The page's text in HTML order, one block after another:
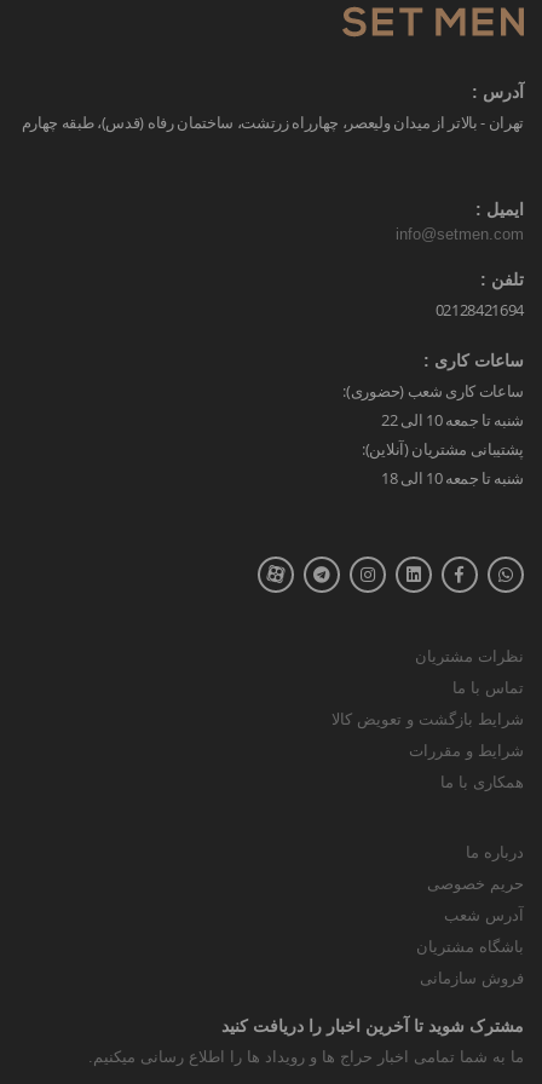
آدرس :
تهران - بالاتر از میدان ولیعصر، چهارراه زرتشت، ساختمان رفاه (قدس)، طبقه چهارم
ایمیل :
info@setmen.com
تلفن :
02128421694
ساعات کاری :
ساعات کاری شعب (حضوری):
شنبه تا جمعه 10 الی 22
پشتیبانی مشتریان (آنلاین):
شنبه تا جمعه 10 الی 18
نظرات مشتریان
تماس با ما
شرایط بازگشت و تعویض کالا
شرایط و مقررات
همکاری با ما
درباره ما
حریم خصوصی
آدرس شعب
باشگاه مشتریان
فروش سازمانی
مشترک شوید تا آخرین اخبار را دریافت کنید
ما به شما تمامی اخبار حراج ها و رویداد ها را اطلاع رسانی میکنیم.